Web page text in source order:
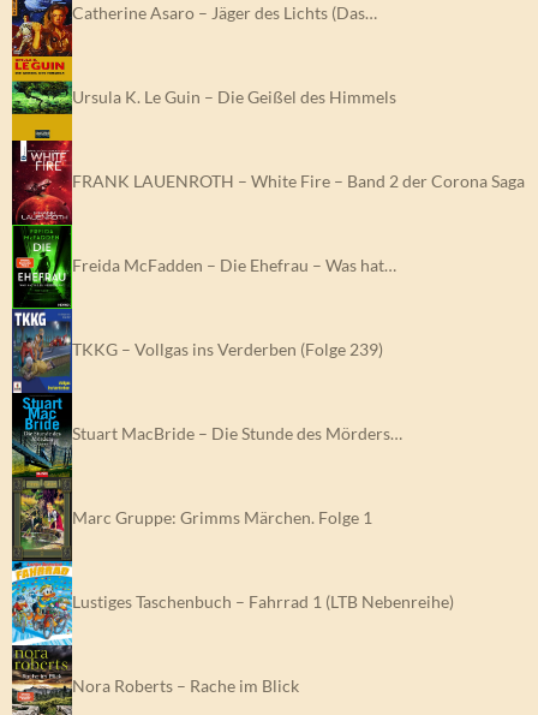
Catherine Asaro – Jäger des Lichts (Das…
Ursula K. Le Guin – Die Geißel des Himmels
FRANK LAUENROTH – White Fire – Band 2 der Corona Saga
Freida McFadden – Die Ehefrau – Was hat…
TKKG – Vollgas ins Verderben (Folge 239)
Stuart MacBride – Die Stunde des Mörders…
Marc Gruppe: Grimms Märchen. Folge 1
Lustiges Taschenbuch – Fahrrad 1 (LTB Nebenreihe)
Nora Roberts – Rache im Blick